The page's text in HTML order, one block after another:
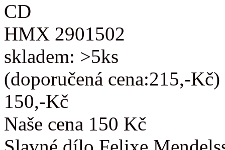
CD
HMX 2901502
skladem: >5ks
(doporučená cena:215,-Kč)
150,-Kč
Naše cena 150 Kč